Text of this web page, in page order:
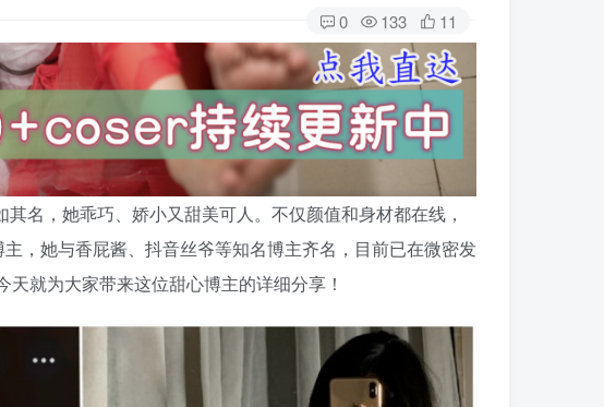
0 133 11
名，她乖巧、娇小又甜美可人。不仅颜值和身材都在线，
，她与香屁酱、抖音丝爷等知名博主齐名，目前已在微密发
天就为大家带来这位甜心博主的详细分享！